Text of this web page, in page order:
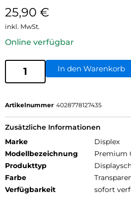
25,90 €
inkl. MwSt.
Online verfügbar
In den Warenkorb
Artikelnummer 4028778127435
Zusätzliche Informationen
Marke
Displex
Modellbezeichnung
Premium
Produkttyp
Farbe
Verfügbarkeit
sofort